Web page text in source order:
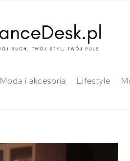
Moda i akcesoria Lifestyle